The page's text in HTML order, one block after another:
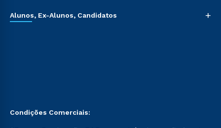
Alunos, Ex-Alunos, Candidatos +
Condições Comerciais: